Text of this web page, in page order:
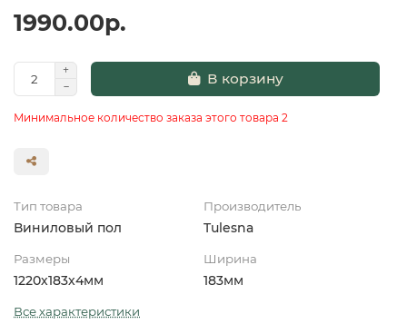
1990.00р.
В корзину
Минимальное количество заказа этого товара 2
Тип товара
Виниловый пол
Производитель
Tulesna
Размеры
1220х183х4мм
Ширина
183мм
Все характеристики